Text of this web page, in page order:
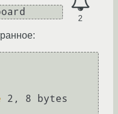
2
2, 8 bytes